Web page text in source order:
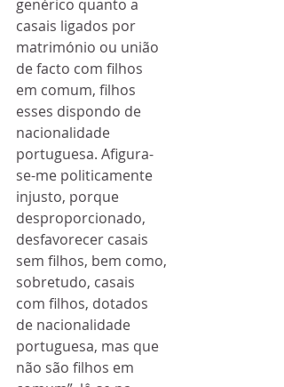
genérico quanto a
casais ligados por
matrimónio ou união
de facto com filhos
em comum, filhos
esses dispondo de
nacionalidade
portuguesa. Afigura-
se-me politicamente
injusto, porque
desproporcionado,
desfavorecer casais
sem filhos, bem como,
sobretudo, casais
com filhos, dotados
de nacionalidade
portuguesa, mas que
não são filhos em